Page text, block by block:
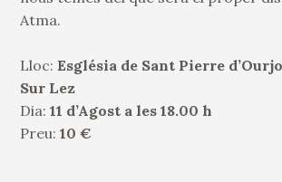
Atma.
Lloc:Església de Sant Pierre
Sur Lez
Dia:11 d’Agost a les 18.00 h
Preu:10 €